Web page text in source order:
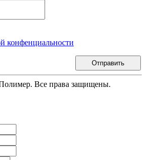
конфенциальности
Отправить
Все права защищены.